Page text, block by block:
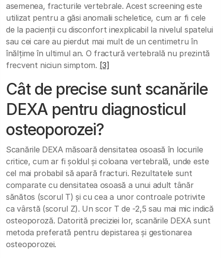
asemenea, fracturile vertebrale. Acest screening este
utilizat pentru a găsi anomalii scheletice, cum ar fi cele
de la pacienții cu disconfort inexplicabil la nivelul spatelui
sau cei care au pierdut mai mult de un centimetru în
înălțime în ultimul an. O fractură vertebrală nu prezintă
frecvent niciun simptom. [3]
Cât de precise sunt scanările
DEXA pentru diagnosticul
osteoporozei?
Scanările DEXA măsoară densitatea osoasă în locurile
critice, cum ar fi șoldul și coloana vertebrală, unde este
cel mai probabil să apară fracturi. Rezultatele sunt
comparate cu densitatea osoasă a unui adult tânăr
sănătos (scorul T) și cu cea a unor controale potrivite
ca vârstă (scorul Z). Un scor T de -2,5 sau mai mic indică
osteoporoză. Datorită preciziei lor, scanările DEXA sunt
metoda preferată pentru depistarea și gestionarea
osteoporozei.